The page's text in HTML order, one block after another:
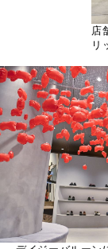
店
リ